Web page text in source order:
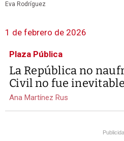
Eva Rodríguez
1 de febrero de 2026
Plaza Pública
La República no
Civil no fue inevitable
Ana Martínez Rus